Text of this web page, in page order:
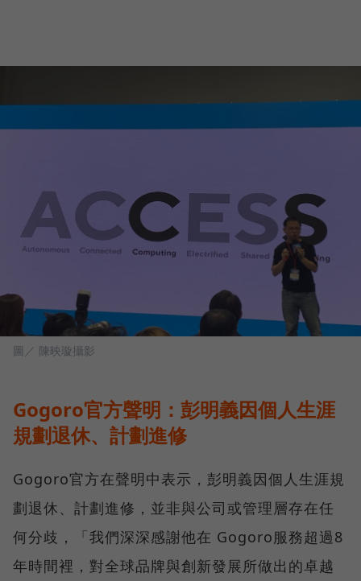
圖／ 陳映璇攝影
Gogoro官方聲明：彭明義因個人生涯
規劃退休、計劃進修
Gogoro官方在聲明中表示，彭明義因個人生涯規
劃退休、計劃進修，並非與公司或管理層存在任
何分歧，「我們深深感謝他在 Gogoro服務超過8
年時間裡，對全球品牌與創新發展所做出的卓越